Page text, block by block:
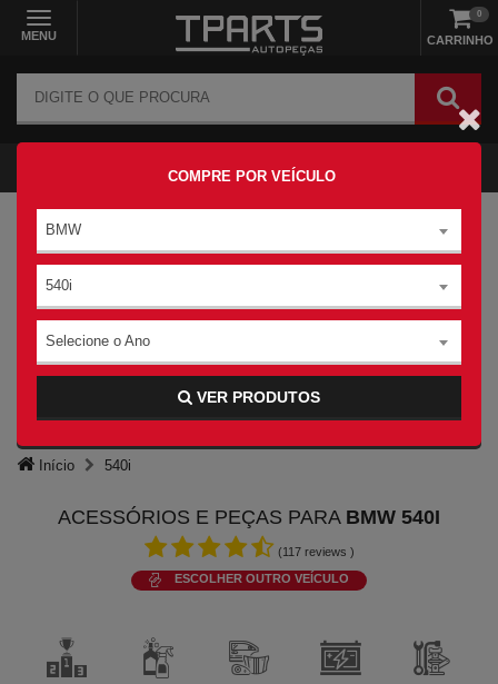
MENU CARRINHO
0
COMPRE POR VEÍCULO
BMW
540i
Selecione o Ano
VER PRODUTOS
Início 540i
ACESSÓRIOS E PEÇAS PARA BMW 540I
(117reviews )
ESCOLHER OUTRO VEÍCULO